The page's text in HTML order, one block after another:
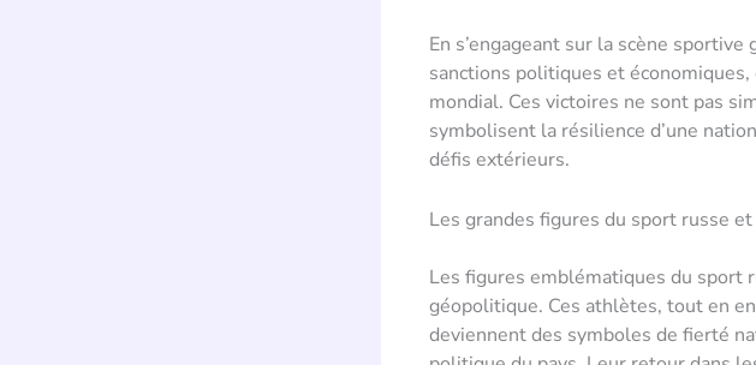
En s’engageant sur la scène
sanctions politiques et
mondial. Ces victoires ne sont pas
symbolisent la résilience d’une
défis extérieurs.
Les grandes figures du sport russe
Les figures emblématiques du sport
géopolitique. Ces athlètes, tout en
deviennent des symboles de fierté